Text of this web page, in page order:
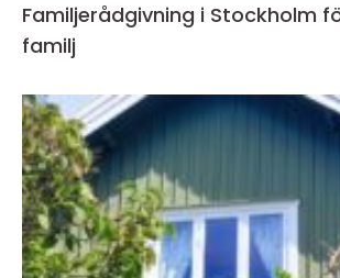
Familjerådgivning i Stockholm
familj